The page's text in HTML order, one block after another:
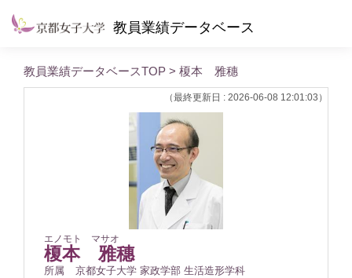
教員業績データベース
教員業績データベースTOP > 榎本 雅穗
（最終更新日 : 2026-06-08 12:01:03）
エノモト マサオ
榎本 雅穗
所属
京都女子大学 家政学部 生活造形学科